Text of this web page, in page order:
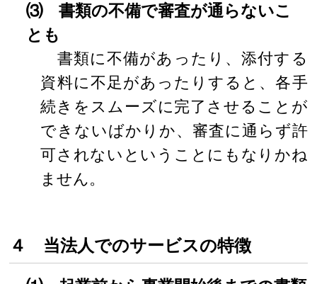
⑶ 書類の不備で審査が通らないこ
とも
書類に不備があったり、添付する
資料に不足があったりすると、各手
続きをスムーズに完了させることが
できないばかりか、審査に通らず許
可されないということにもなりかね
ません。
４ 当法人でのサービスの特徴